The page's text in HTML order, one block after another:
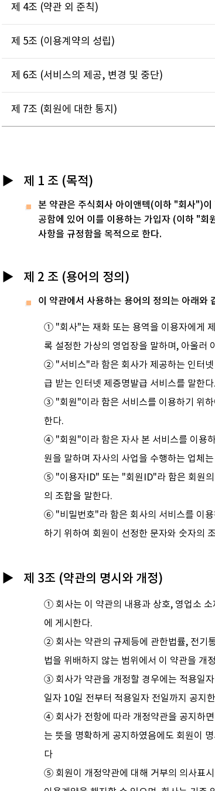
제 4조 (약관 외 준칙)
제 5조 (이용계약의 성립)
제 6조 (서비스의 제공, 변경 및 중단)
제 7조 (회원에 대한 통지)
제 1 조 (목적)
본 약관은 주식회사 아이앤텍(이하 "회사")
공함에 있어 이를 이용하는 가입자 (이하 "
사항을 규정함을 목적으로 한다.
제 2 조 (용어의 정의)
이 약관에서 사용하는 용어의 정의는 아래와
① "회사"는 재화 또는 용역을 이용자에게
록 설정한 가상의 영업장을 말하며, 아울러
② "서비스"라 함은 회사가 제공하는 인터
급 받는 인터넷 제증명발급 서비스를 말한다.
③ "회원"이라 함은 서비스를 이용하기 위
한다.
④ "회원"이라 함은 자사 본 서비스를 이용
원을 말하며 자사의 사업을 수행하는 업체
⑤ "이용자ID" 또는 "회원ID"라 함은 회원의
의 조합을 말한다.
⑥ "비밀번호"라 함은 회사의 서비스를 이
하기 위하여 회원이 선정한 문자와 숫자의
제 3조 (약관의 명시와 개정)
① 회사는 이 약관의 내용과 상호, 영업소
에 게시한다.
② 회사는 약관의 규제등에 관한법률, 전기
법을 위배하지 않는 범위에서 이 약관을 개
③ 회사가 약관을 개정할 경우에는 적용일
일자 10일 전부터 적용일자 전일까지 공지
④ 회사가 전항에 따라 개정약관을 공지하
는 뜻을 명확하게 공지하였음에도 회원이
다
⑤ 회원이 개정약관에 대해 거부의 의사표